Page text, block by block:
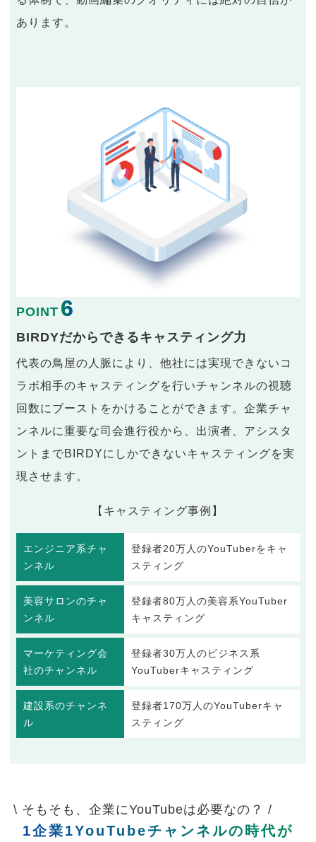
あります。
POINT 6
BIRDYだからできるキャスティング力
代表の鳥屋の人脈により、他社には実現できないコ
ラボ相手のキャスティングを行いチャンネルの視聴
回数にブーストをかけることができます。企業チャ
ンネルに重要な司会進行役から、出演者、アシスタ
ントまでBIRDYにしかできないキャスティングを実
現させます。
【キャスティング事例】
エンジニア系チャ
ンネル
登録者20万人のYouTuberをキャ
スティング
美容サロンのチャ
ンネル
登録者80万人の美容系YouTuber
キャスティング
マーケティング会
社のチャンネル
登録者30万人のビジネス系
YouTuberキャスティング
建設系のチャンネ
ル
登録者170万人のYouTuberキャ
スティング
\ そもそも、企業にYouTubeは必要なの？ /
1企業1YouTubeチャンネルの時代が